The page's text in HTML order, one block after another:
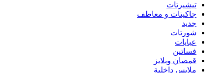
تيشيرتات
جاكيتات و معاطف
جديد
شورتات
عبايات
فساتين
قمصان وبلايز
ملابس داخلية